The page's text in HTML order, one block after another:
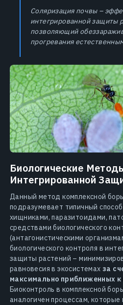
Соляризация почвы –
интегрированной защиты
позволяющий
прогревания
Биологические
Интегрированной
Данный метод комплексной
подразумевает типичный
хищниками, паразитоидами,
средствами биологического
(антагонистическими
биологического контроля в
защиты растений –
равновесия в экосистемах за
максимально приближенных
Биоконтроль в комплексной
аналогичен процессам,